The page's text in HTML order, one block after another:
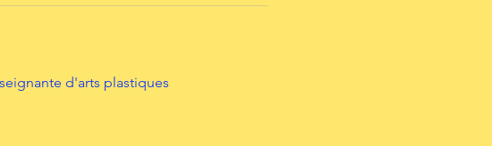
d'arts plastiques